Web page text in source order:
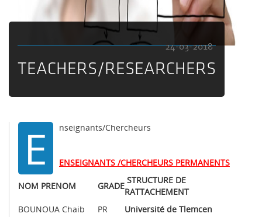
24-03-2018
TEACHERS/RESEARCHERS
E nseignants/Chercheurs
ENSEIGNANTS /CHERCHEURS PERMANENTS
NOM PRENOM GRADE
STRUCTURE DE
RATTACHEMENT
BOUNOUA Chaib
PR
Université de Tlemcen